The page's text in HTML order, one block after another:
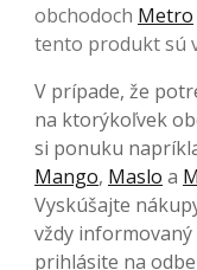
obchodoch Metro
tento produkt sú
V prípade, že
na ktorýkoľvek
si ponuku
Mango, Maslo a
Vyskúšajte
vždy informovaný
prihlásite na